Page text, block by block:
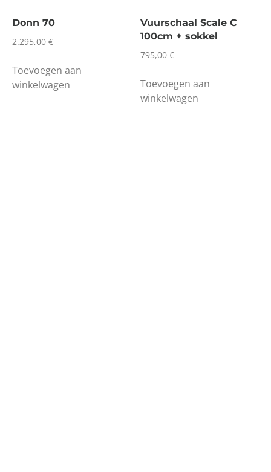
Donn 70
2.295,00 €
Toevoegen aan
winkelwagen
Vuurschaal Scale C
100cm + sokkel
795,00€
Toevoegen aan
winkelwagen